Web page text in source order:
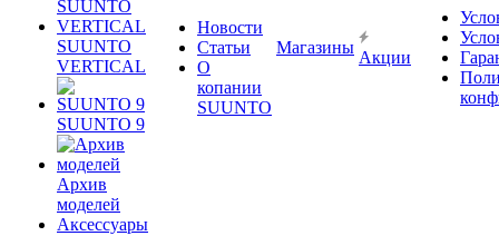
SUUNTO
VERTICAL
SUUNTO 9
Архив
моделей
Аксессуары
Новости
Статьи
О
копании
SUUNTO
Магазины
Акции